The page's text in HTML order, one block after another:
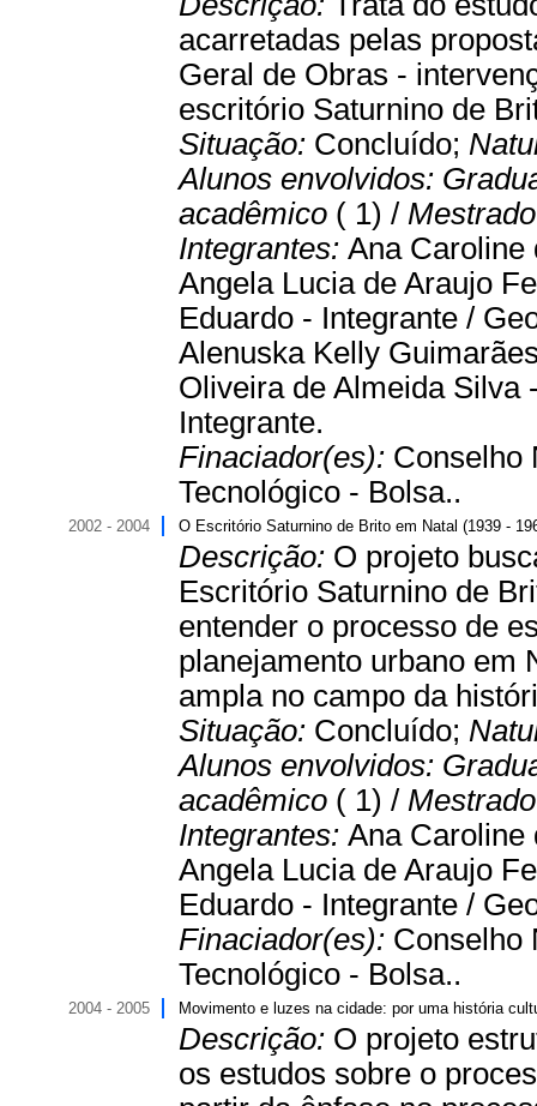
acarretadas pelas
Geral de Obras -
escritório Saturnino de
Situação: Concluído;
Alunos envolvidos:
acadêmico ( 1) /
Integrantes: Ana Caroline
Angela Lucia de Araujo
Eduardo - Integrante /
Alenuska Kelly
Oliveira de Almeida Silva
Integrante.
Finaciador(es): Conselho
Tecnológico - Bolsa..
2002 - 2004 O Escritório Saturnino de Brito em Natal (1939 -
Descrição: O projeto
Escritório Saturnino de
entender o processo de
planejamento urbano em
ampla no campo da
Situação: Concluído;
Alunos envolvidos:
acadêmico ( 1) /
Integrantes: Ana Caroline
Angela Lucia de Araujo
Eduardo - Integrante /
Finaciador(es): Conselho
Tecnológico - Bolsa..
2004 - 2005 Movimento e luzes na cidade: por uma história
Descrição: O projeto
os estudos sobre o